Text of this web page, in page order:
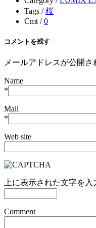
Tags /桜
Cmt /0
コメントを残す
メールアドレスが公開
Name
*
Mail
*
Web site
上に表示された文字を入
Comment